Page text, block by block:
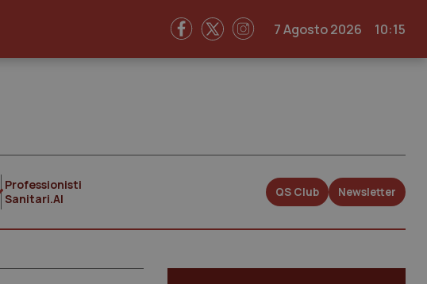
7 Agosto 2026 10:15
Professionisti
Sanitari.AI
QS Club Newsletter